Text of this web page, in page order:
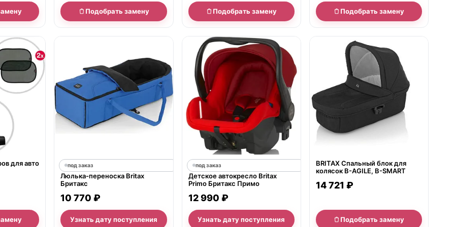
Подобрать замену Подобрать замену Подобрать замену
для авто
под заказ
Люлька-переноска Britax
Бритакс
10 770 ₽
Узнать дату поступления
под заказ
Детское автокресло Britax
Primo Бритакс Примо
12 990 ₽
Узнать дату поступления
нет в продаже
BRITAX Спальный блок для
колясок B-AGILE, B-SMART
14 721 ₽
Подобрать замену